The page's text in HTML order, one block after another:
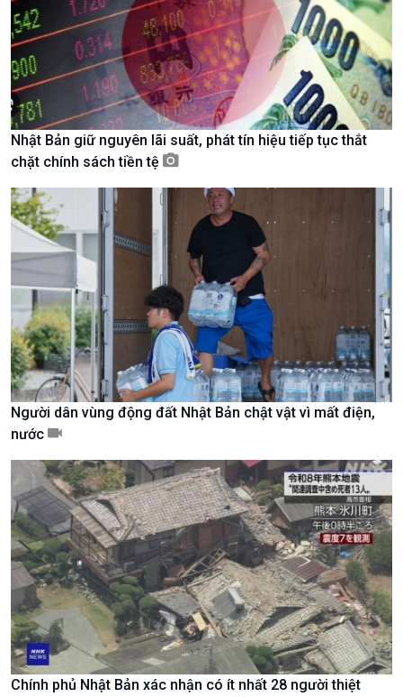
Nam
Xã hội
Tin Đời sống & Xã hội
360 độ Sức khỏe
Chuyển đổi Xanh
Tài nguyên và Môi trường
Chuyên gia của bạn
Xã hội chuyển động
Bước chân đến trường
Khoa học & Công nghệ
Tin Khoa học & Công nghệ
Kết nối công nghệ
Sống chung với biến đổi
khí hậu
Nhật Bản giữ nguyên lãi suất, phát tín hiệu tiếp tục thắt
chặt chính sách tiền tệ
Người dân vùng động đất Nhật Bản chật vật vì mất điện,
nước
Chính phủ Nhật Bản xác nhận có ít nhất 28 người thiệt